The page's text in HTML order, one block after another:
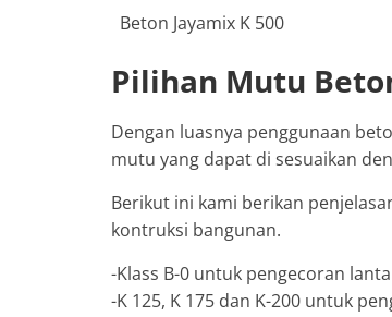
Beton Jayamix K 500
Pilihan Mutu
Dengan luasnya penggunaan
mutu yang dapat di sesuaikan
Berikut ini kami berikan
kontruksi bangunan.
-Klass B-0 untuk pengecoran
-K 125, K 175 dan K-200 untuk